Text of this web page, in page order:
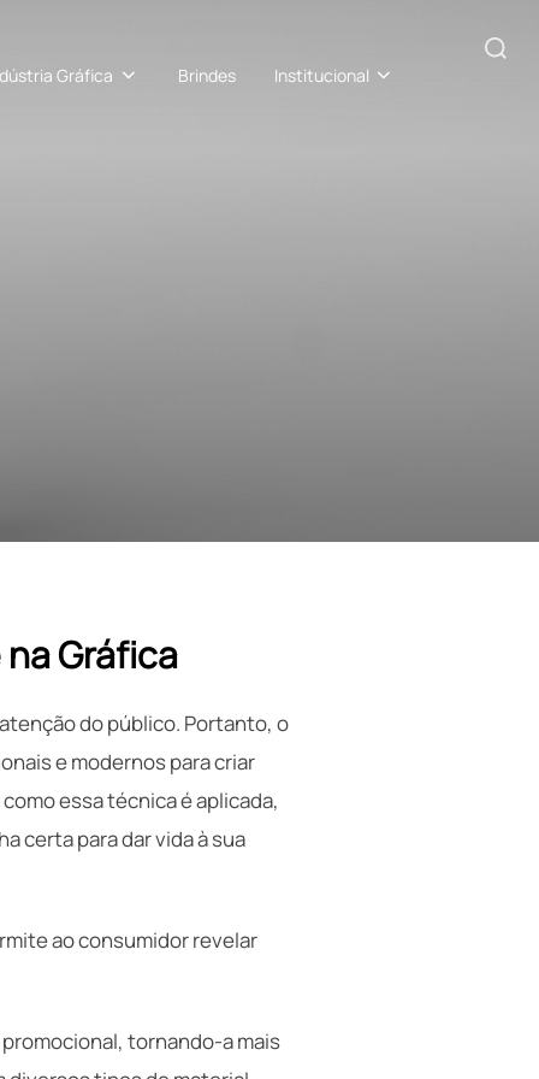
Gráfica Brindes Institucional
Gráfica
do público. Portanto, o
e modernos para criar
essa técnica é aplicada,
certa para dar vida à sua
ao consumidor revelar
tornando-a mais